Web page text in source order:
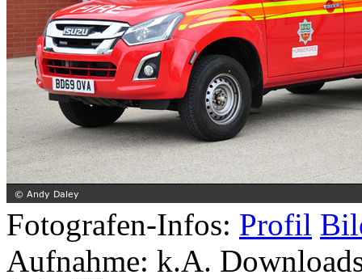
Fotografen-Infos: Profil
Aufnahme: k.A.